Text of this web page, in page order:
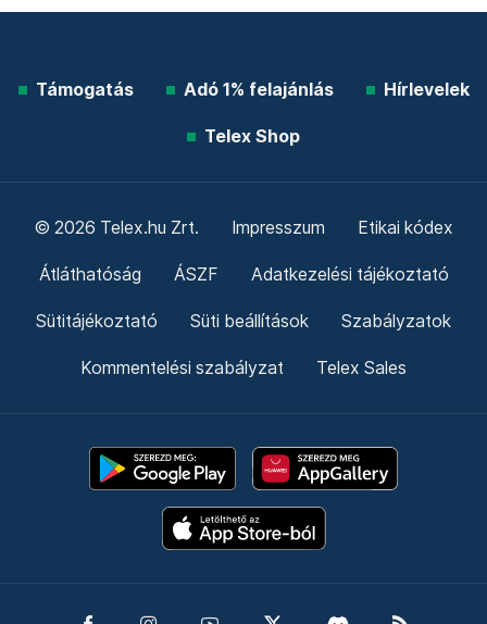
Támogatás Adó 1% felajánlás Hírlevelek
Telex Shop
© 2026 Telex.hu Zrt. Impresszum Etikai kódex
Átláthatóság ÁSZF Adatkezelési tájékoztató
Sütitájékoztató Süti beállítások Szabályzatok
Kommentelési szabályzat Telex Sales